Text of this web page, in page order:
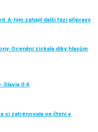
A-tým zahájil další fázi přípravy
Ocenění získala díky hlasům
Slavia 0:4
si zatrénovala ve čtení v